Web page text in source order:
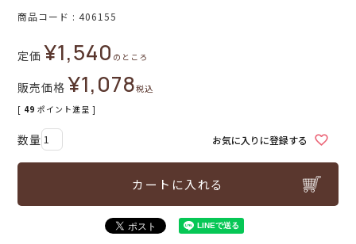
商品コード 406155
定価 ¥1,540 のところ
販売価格 ¥1,078税込
[ 49 ポイント進呈 ]
お気に入りに登録する
カートに入れる